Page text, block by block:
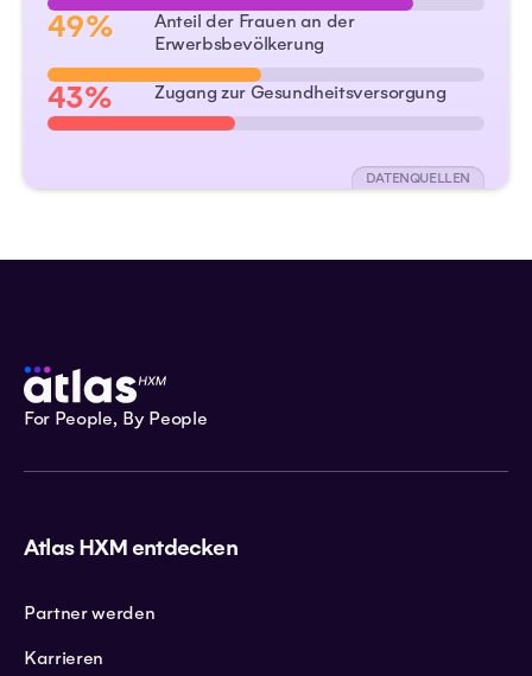
49%
Anteil der Frauen an der
Erwerbsbevölkerung
43% Zugang zur Gesundheitsversorgung
DATENQUELLEN
For People, By People
Atlas HXM entdecken
Partner werden
Karrieren